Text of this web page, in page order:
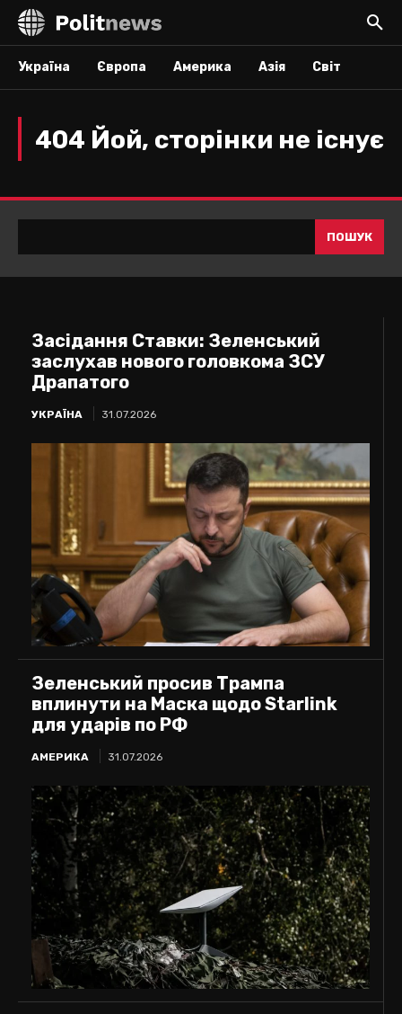
Україна Європа Америка Азія Світ
404 Йой, сторінки не існує
ПОШУК
Засідання Ставки: Зеленський
заслухав нового головкома ЗСУ
Драпатого
УКРАЇНА 31.07.2026
Зеленський просив Трампа
вплинути на Маска щодо Starlink
для ударів по РФ
АМЕРИКА 31.07.2026